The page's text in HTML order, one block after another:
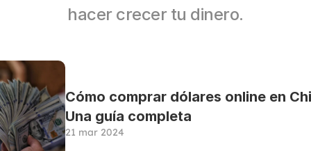
hacer crecer tu dinero.
Cómo comprar dólares online en
Una guía completa
21 mar 2024